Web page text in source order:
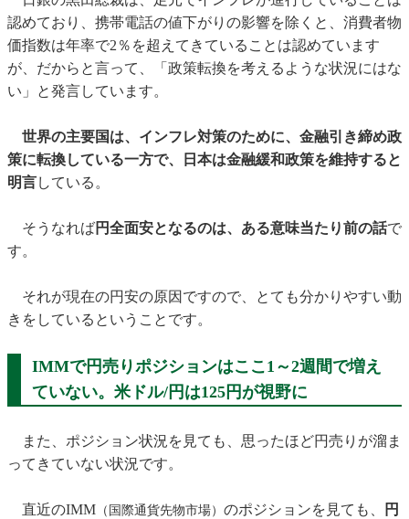
認めており、携帯電話の値下がりの影響を除くと、消費者物
価指数は年率で2％を超えてきていることは認めています
が、だからと言って、「政策転換を考えるような状況にはな
い」と発言しています。
世界の主要国は、インフレ対策のために、金融引き締め政
策に転換している一方で、日本は金融緩和政策を維持すると
明言している。
そうなれば円全面安となるのは、ある意味当たり前の話で
す。
それが現在の円安の原因ですので、とても分かりやすい動
きをしているということです。
IMMで円売りポジションはここ1～2週間で増え
ていない。米ドル/円は125円が視野に
また、ポジション状況を見ても、思ったほど円売りが溜ま
ってきていない状況です。
直近のIMM （国際通貨先物市場） のポジションを見ても、
円